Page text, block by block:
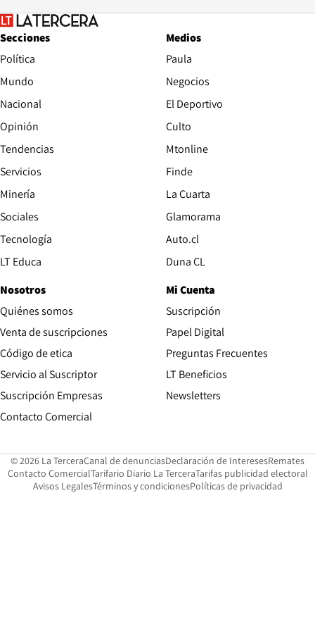
Secciones
Política
Mundo
Nacional
Opinión
Tendencias
Servicios
Minería
Sociales
Tecnología
LT Educa
Medios
Paula
Negocios
El Deportivo
Culto
Mtonline
Finde
La Cuarta
Glamorama
Auto.cl
Duna CL
Nosotros
Quiénes somos
Venta de suscripciones
Código de etica Opens in new window
Servicio al Suscriptor
Suscripción Empresas
Contacto Comercial
Mi Cuenta
Suscripción
Papel Digital
Preguntas Frecuentes
LT Beneficios
Newsletters
© 2026 La TerceraCanal de denunciasOpens in new window
Declaración de InteresesOpens in
Remates
Contacto ComercialOpens in new window
Tarifario Diario La TerceraOpens in new window
Tarifas publicidad electoral
Avisos LegalesOpens in new window
Términos y condicionesPolíticas de privacidad